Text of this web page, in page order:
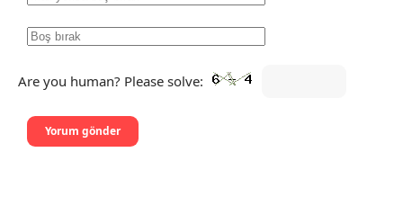
Are you human? Please solve: